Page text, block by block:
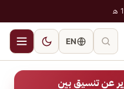
EN
عن تنسيق بين